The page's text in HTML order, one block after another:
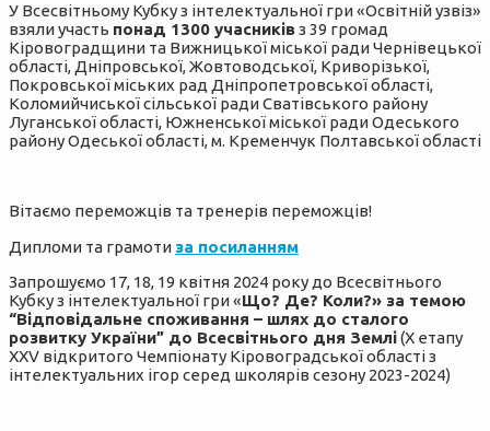
У Всесвітньому Кубку з інтелектуальної гри «Освітній узвіз»
взяли участь понад 1300 учасниківз 39 громад
Кіровоградщини та Вижницької міської ради Чернівецької
області, Дніпровської, Жовтоводської, Криворізької,
Покровської міських рад Дніпропетровської області,
Коломийчиської сільської ради Сватівського району
Луганської області, Южненської міської ради Одеського
району Одеської області, м. Кременчук Полтавської області
Вітаємо переможців та тренерів переможців!
Дипломи та грамоти за посиланням
Запрошуємо 17, 18, 19 квітня 2024 року до Всесвітнього
Кубку з інтелектуальної гри «Що? Де? Коли?» за темою
“Відповідальне споживання – шлях до сталого
розвитку України” до Всесвітнього дня Землі(Х етапу
XХV відкритого Чемпіонату Кіровоградської області з
інтелектуальних ігор серед школярів сезону 2023-2024)